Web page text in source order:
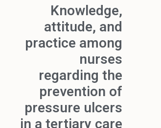
Knowledge,
attitude, and
practice among
nurses
regarding the
prevention of
pressure ulcers